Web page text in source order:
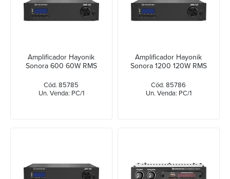
Amplificador Hayonik
Sonora 600 60W RMS
Cód. 85785
Un. Venda: PC/1
Amplificador Hayonik
Sonora 1200 120W RMS
Cód. 85786
Un. Venda: PC/1